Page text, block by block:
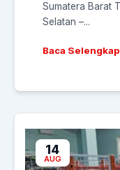
Sumatera Barat
Selatan –...
Baca
14
AUG